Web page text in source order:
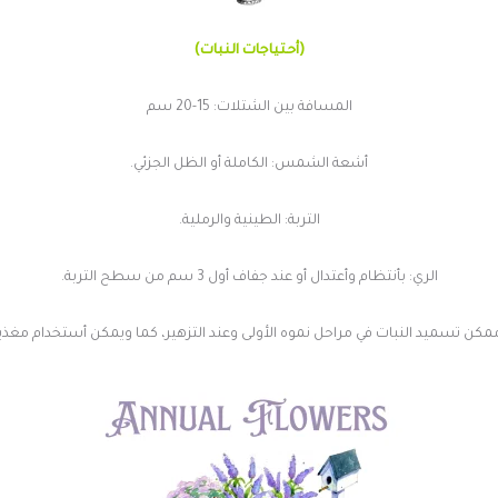
(أحتياجات النبات)
المسافة بين الشتلات: 15-20 سم
أشعة الشمس: الكاملة أو الظل الجزئي.
التربة: الطينية والرملية.
الري: بأنتظام وأعتدال أو عند جفاف أول 3 سم من سطح التربة.
تسميد النبات في مراحل نموه الأولى وعند التزهير، كما ويمكن أستخدام